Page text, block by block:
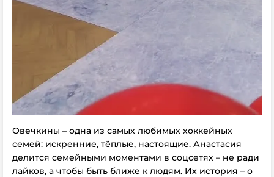
Овечкины – одна из самых любимых хоккейных
семей: искренние, тёплые, настоящие. Анастасия
делится семейными моментами в соцсетях – не ради
лайков, а чтобы быть ближе к людям. Их история – о